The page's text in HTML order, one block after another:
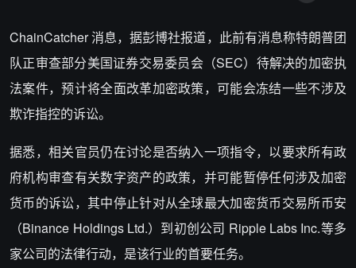
ChainCatcher 消息，据彭博社报道， 此前有消息称特朗普团
队正审查部分美国证券交易委员会（SEC）待解决的加密执
法案件，预计将全面改革加密政策，可能会冻结一些不涉及
欺诈指控的诉讼。
据悉，相关官员仍在讨论是否纳入一项指令，以要求所有政
府机构审查有关数字资产的政策，并可能暂停任何涉及加密
货币的诉讼，其中停止针对从全球最大加密货币交易所币安
（Binance Holdings Ltd.）到初创公司 Ripple Labs Inc.等多
家公司的法律行动，是该行业的首要任务。